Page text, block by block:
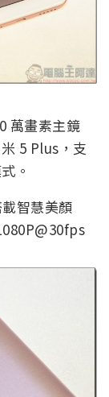
萬畫素主鏡
5 Plus，支
。
智慧美顏